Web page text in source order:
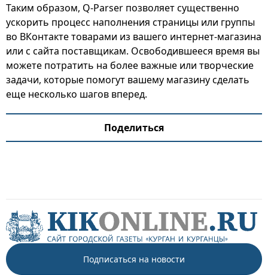
Таким образом, Q-Parser позволяет существенно
ускорить процесс наполнения страницы или группы
во ВКонтакте товарами из вашего интернет-магазина
или с сайта поставщикам. Освободившееся время вы
можете потратить на более важные или творческие
задачи, которые помогут вашему магазину сделать
еще несколько шагов вперед.
Поделиться
Подписаться на новости